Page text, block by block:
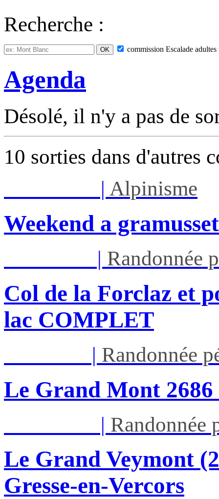
Recherche :
commission Escalade adultes
Agenda
Désolé, il n'y a pas de
10 sorties dans d'autres
| Alpinisme
Weekend a gramusset
| Randonnée
Col de la Forclaz et
lac COMPLET
| Randonnée
Le Grand Mont
| Randonnée
Le Grand Veymont
Gresse-en-Vercors